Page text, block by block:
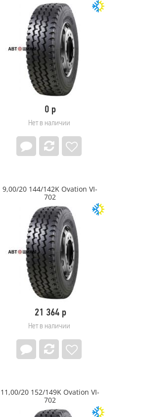
91T Westlake
LS FlowForming
0 р
Нет в наличии
9,00/20 144/142K Ovation VI-
702
21 364 р
Нет в наличии
11,00/20 152/149K Ovation VI-
702